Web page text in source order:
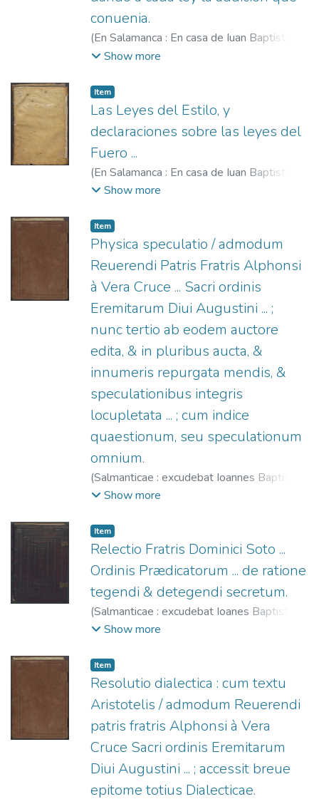
conuenia.
(En Salamanca : En casa de Iuan Baptista de
Terranoua,1569
Alonso, 1405-1499.
Bautista de, fl. 1567-1575.;
de la Universidad de Salamanca, Un.
Show more
Item
Las Leyes del Estilo, y
declaraciones sobre las leyes del
Fuero ...
(En Salamanca : En casa de Iuan Baptista de
Terranoua,1569
Show more
Item
Physica speculatio / admodum
Reuerendi Patris Fratris Alphonsi
à Vera Cruce ... Sacri ordinis
Eremitarum Diui Augustini ... ;
nunc tertio ab eodem auctore
edita, & in pluribus aucta, &
innumeris repurgata mendis, &
speculationibus integris
locupletata ... ; cum indice
quaestionum, seu speculationum
omnium.
(Salmanticae : excudebat Ioannes Baptista à
Terranoua : expensis Simonis à portonarijs,
1507-1584.
1567-1575.;Portonariis, Simón de, fl.
1568-1587.
Show more
Item
Relectio Fratris Dominici Soto ...
Ordinis Prædicatorum ... de ratione
tegendi & detegendi secretum.
(Salmanticae : excudebat Ioanes Baptista á
Terranoua,1570
1567-1575.
Show more
Item
Resolutio dialectica : cum textu
Aristotelis / admodum Reuerendi
patris fratris Alphonsi à Vera
Cruce Sacri ordinis Eremitarum
Diui Augustini ... ; accessit breue
epitome totius Dialecticae.